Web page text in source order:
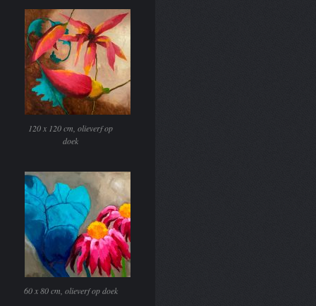
120 x 120 cm, olieverf op
doek
60 x 80 cm, olieverf op doek